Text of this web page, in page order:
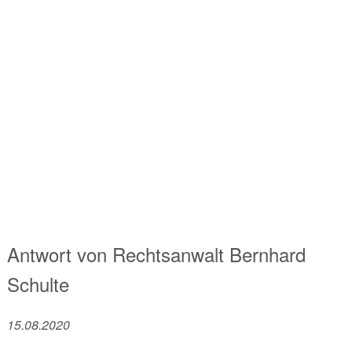
Antwort von Rechtsanwalt Bernhard
Schulte
15.08.2020